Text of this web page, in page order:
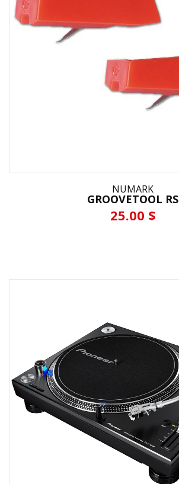
NUMARK
GROOVETOOL RS
25.00 $